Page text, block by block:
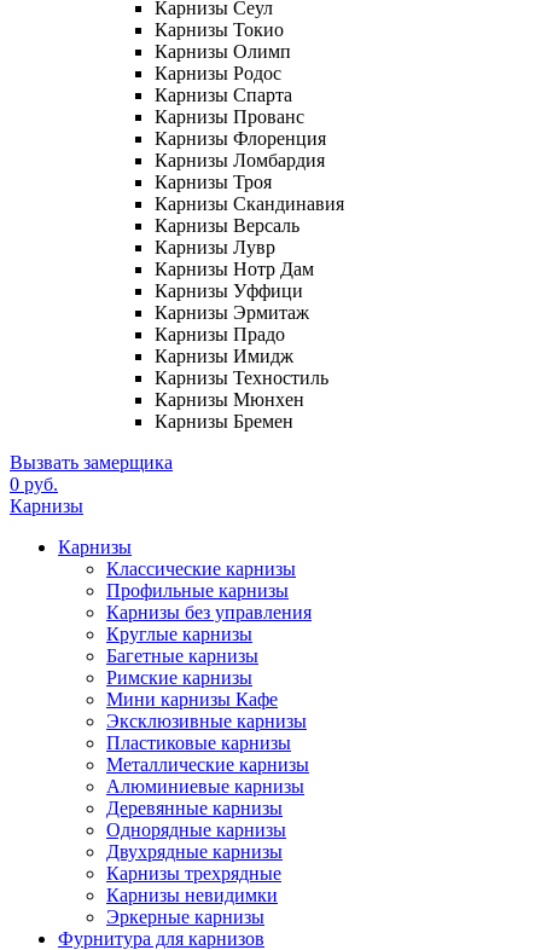
Карнизы Сеул
Карнизы Токио
Карнизы Олимп
Карнизы Родос
Карнизы Спарта
Карнизы Прованс
Карнизы Флоренция
Карнизы Ломбардия
Карнизы Троя
Карнизы Скандинавия
Карнизы Версаль
Карнизы Лувр
Карнизы Нотр Дам
Карнизы Уффици
Карнизы Эрмитаж
Карнизы Прадо
Карнизы Имидж
Карнизы Техностиль
Карнизы Мюнхен
Карнизы Бремен
Вызвать замерщика
0 руб.
Карнизы
Карнизы
Классические карнизы
Профильные карнизы
Карнизы без управления
Круглые карнизы
Багетные карнизы
Римские карнизы
Мини карнизы Кафе
Эксклюзивные карнизы
Пластиковые карнизы
Металлические карнизы
Алюминиевые карнизы
Деревянные карнизы
Однорядные карнизы
Двухрядные карнизы
Карнизы трехрядные
Карнизы невидимки
Эркерные карнизы
Фурнитура для карнизов